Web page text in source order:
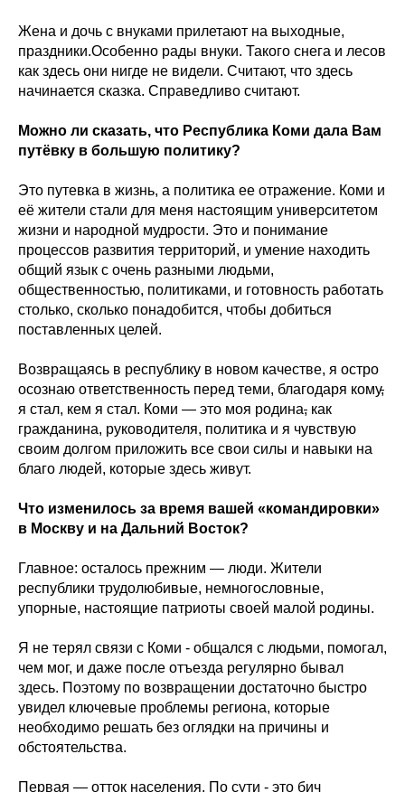
Жена и дочь с внуками прилетают на выходные,
праздники.Особенно рады внуки. Такого снега и лесов
как здесь они нигде не видели. Считают, что здесь
начинается сказка. Справедливо считают.
Можно ли сказать, что Республика Коми дала Вам
путёвку в большую политику?
Это путевка в жизнь, а политика ее отражение. Коми и
её жители стали для меня настоящим университетом
жизни и народной мудрости. Это и понимание
процессов развития территорий, и умение находить
общий язык с очень разными людьми,
общественностью, политиками, и готовность работать
столько, сколько понадобится, чтобы добиться
поставленных целей.
Возвращаясь в республику в новом качестве, я остро
осознаю ответственность перед теми, благодаря кому,
я стал, кем я стал. Коми — это моя родина, как
гражданина, руководителя, политика и я чувствую
своим долгом приложить все свои силы и навыки на
благо людей, которые здесь живут.
Что изменилось за время вашей «командировки»
в Москву и на Дальний Восток?
Главное: осталось прежним — люди. Жители
республики трудолюбивые, немногословные,
упорные, настоящие патриоты своей малой родины.
Я не терял связи с Коми - общался с людьми, помогал,
чем мог, и даже после отъезда регулярно бывал
здесь. Поэтому по возвращении достаточно быстро
увидел ключевые проблемы региона, которые
необходимо решать без оглядки на причины и
обстоятельства.
Первая — отток населения. По сути - это бич